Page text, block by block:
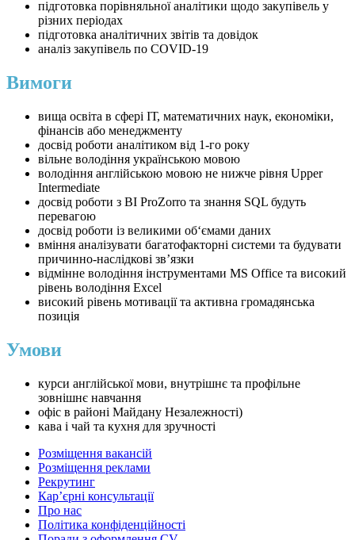
підготовка порівняльної аналітики щодо закупівель у
різних періодах
підготовка аналітичних звітів та довідок
аналіз закупівель по COVID-19
Вимоги
вища освіта в сфері ІТ, математичних наук, економіки,
фінансів або менеджменту
досвід роботи аналітиком від 1-го року
вільне володіння українською мовою
володіння англійською мовою не нижче рівня Upper
Intermediate
досвід роботи з BI ProZorro та знання SQL будуть
перевагою
досвід роботи із великими об‘ємами даних
вміння аналізувати багатофакторні системи та будувати
причинно-наслідкові зв’язки
відмінне володіння інструментами MS Office та високий
рівень володіння Excel
високий рівень мотивації та активна громадянська
позиція
Умови
курси англійської мови, внутрішнє та профільне
зовнішнє навчання
офіс в районі Майдану Незалежності)
кава і чай та кухня для зручності
Розміщення вакансій
Розміщення реклами
Рекрутинг
Карʼєрні консультації
Про нас
Політика конфіденційності